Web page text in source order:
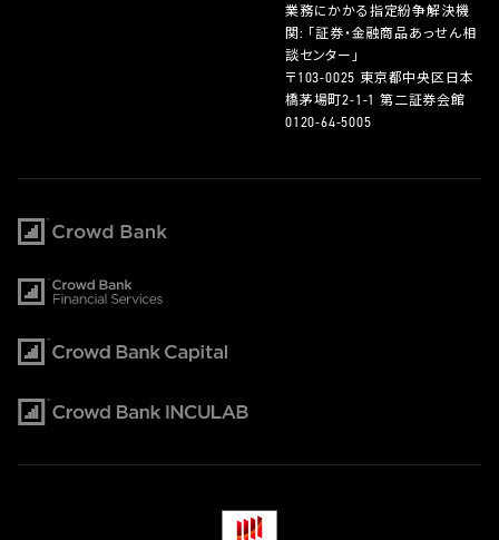
業務にかかる指定紛争解決機
関: 「証券・金融商品あっせん相
談センター」
〒103-0025 東京都中央区日本
橋茅場町2-1-1 第二証券会館
0120-64-5005